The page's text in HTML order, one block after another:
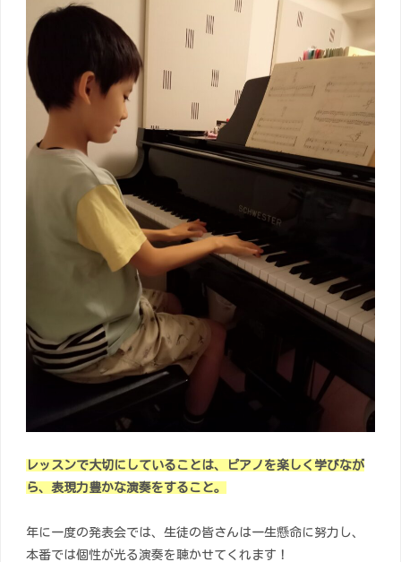
レッスンで大切にしていることは、ピアノを楽しく学びなが
ら、表現力豊かな演奏をすること。
年に一度の発表会では、生徒の皆さんは一生懸命に努力し、
本番では個性が光る演奏を聴かせてくれます！